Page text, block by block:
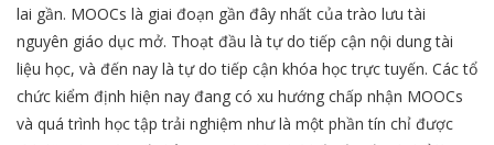
lai gần. MOOCs là giai đoạn gần đây nhất của trào lưu tài
nguyên giáo dục mở. Thoạt đầu là tự do tiếp cận nội dung tài
liệu học, và đến nay là tự do tiếp cận khóa học trực tuyến. Các tổ
chức kiểm định hiện nay đang có xu hướng chấp nhận MOOCs
và quá trình học tập trải nghiệm như là một phần tín chỉ được